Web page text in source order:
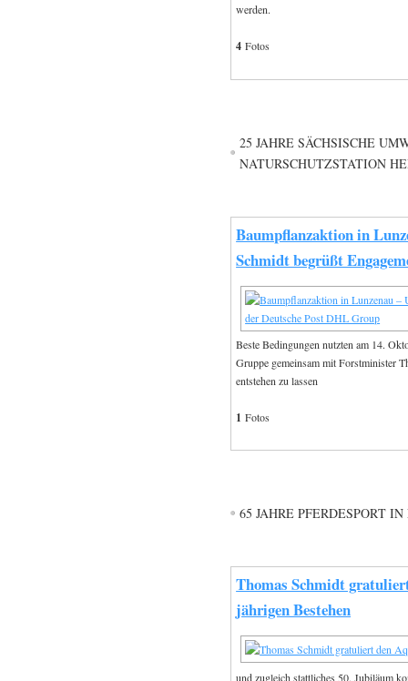
werden.
4 Fotos
25 JAHRE SÄCHSISCHE
NATURSCHUTZSTATION
Baumpflanzaktion in
Schmidt begrüßt
Beste Bedingungen nutzten am 14.
Gruppe gemeinsam mit Forstminister
entstehen zu lassen
1 Fotos
65 JAHRE PFERDESPORT
Thomas Schmidt
jährigen Bestehen
und zugleich stattliches 50. Jubiläum